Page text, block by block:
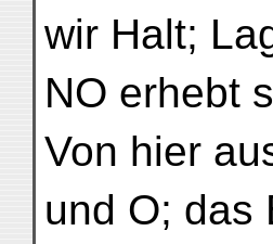
wir Halt;
NO erhebt
Von hier
und O; das